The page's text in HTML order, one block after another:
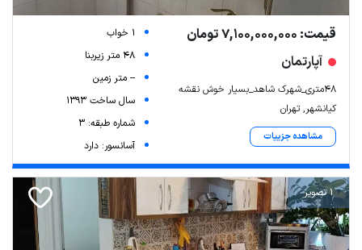
قیمت: 7,100,000,000 تومان
آپارتمان
۴۸متری_شهرک شاهد_بسیار خوش نقشه
کیانشهر, تهران
مشاهده جزییات
1 خواب
48 متر زیربنا
-- متر زمین
سال ساخت 1393
شماره طبقه: 3
آسانسور: دارد
1 تصویر